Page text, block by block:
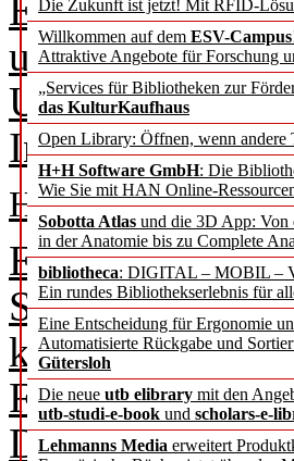
Die Zukunft ist jetzt! Mit RFID-
Willkommen auf dem ESV-Campus
Attraktive Angebote für Forschung
„Services für Bibliotheken zur
das KulturKaufhaus
Open Library: Öffnen, wenn andere
H+H Software GmbH: Die
Wie Sie mit HAN Online-
Sobotta Atlas und die 3D App: Von
in der Anatomie bis zu Complete
bibliotheca: DIGITAL – MOBIL –
Ein rundes Bibliothekserlebnis für
Eine Entscheidung für Ergonomie
Automatisierte Rückgabe und
Gütersloh
Die neue utb elibrary mit den
utb-studi-e-book und scholars-e-
Lehmanns Media erweitert
Eine
und Ergebnisse
Universitäts-
Helga Bergmann
Eine allgemein
Stewardship“
kommt das
Forschung
Data